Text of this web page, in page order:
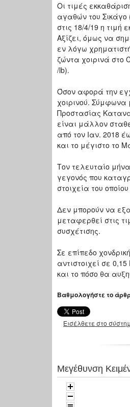
Οι τιμές
αγαθών του Σικάγο
στις 18/4/19 η τιμή
Αξίζει, όμως να
εν λόγω
ζώντα χοιρινά στο
/lb).
Όσον αφορά την
χοιρινού. Σύμφωνα
Προστασίας
είναι μάλλον
από τον Ιαν. 2018
και το μέγιστο το
Τον τελευταίο
γεγονός που
στοιχεία του
Δεν μπορούν να
μεταφερθεί στις
συσχέτισης.
Σε επίπεδο
αντιστοιχεί σε
και το πόσο θα
Βαθμολογήστε το
Εισέλθετε στο
Μεγέθυνση